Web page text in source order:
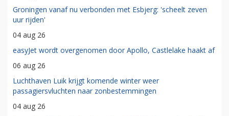
Groningen vanaf nu verbonden met Esbjerg: 'scheelt zeven
uur rijden'
04 aug 26
easyJet wordt overgenomen door Apollo, Castlelake haakt af
06 aug 26
Luchthaven Luik krijgt komende winter weer
passagiersvluchten naar zonbestemmingen
04 aug 26